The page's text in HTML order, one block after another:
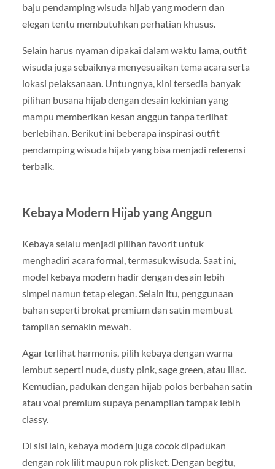
baju pendamping wisuda hijab yang modern dan
elegan tentu membutuhkan perhatian khusus.
Selain harus nyaman dipakai dalam waktu lama, outfit
wisuda juga sebaiknya menyesuaikan tema acara serta
lokasi pelaksanaan. Untungnya, kini tersedia banyak
pilihan busana hijab dengan desain kekinian yang
mampu memberikan kesan anggun tanpa terlihat
berlebihan. Berikut ini beberapa inspirasi outfit
pendamping wisuda hijab yang bisa menjadi referensi
terbaik.
Kebaya Modern Hijab yang Anggun
Kebaya selalu menjadi pilihan favorit untuk
menghadiri acara formal, termasuk wisuda. Saat ini,
model kebaya modern hadir dengan desain lebih
simpel namun tetap elegan. Selain itu, penggunaan
bahan seperti brokat premium dan satin membuat
tampilan semakin mewah.
Agar terlihat harmonis, pilih kebaya dengan warna
lembut seperti nude, dusty pink, sage green, atau lilac.
Kemudian, padukan dengan hijab polos berbahan satin
atau voal premium supaya penampilan tampak lebih
classy.
Di sisi lain, kebaya modern juga cocok dipadukan
dengan rok lilit maupun rok plisket. Dengan begitu,